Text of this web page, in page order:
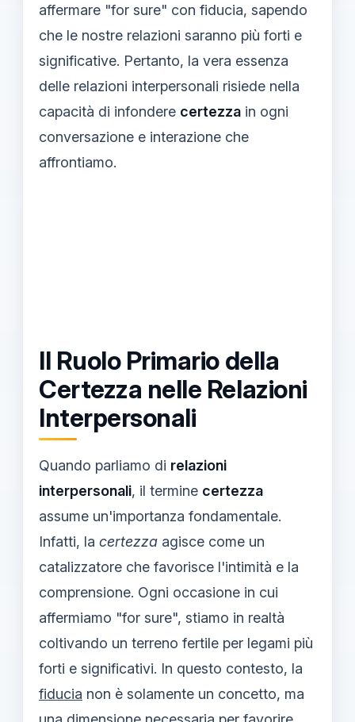
affermare "for sure" con fiducia, sapendo
che le nostre relazioni saranno più forti e
significative. Pertanto, la vera essenza
delle relazioni interpersonali risiede nella
capacità di infondere certezza in ogni
conversazione e interazione che
affrontiamo.
Il Ruolo Primario della
Certezza nelle Relazioni
Interpersonali
Quando parliamo di relazioni
interpersonali, il termine certezza
assume un'importanza fondamentale.
Infatti, la certezza agisce come un
catalizzatore che favorisce l'intimità e la
comprensione. Ogni occasione in cui
affermiamo "for sure", stiamo in realtà
coltivando un terreno fertile per legami più
forti e significativi. In questo contesto, la
fiducia non è solamente un concetto, ma